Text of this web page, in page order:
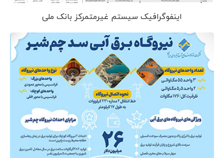
اینفوگرافیک سیستم غیرمتمرکز بانک ملی